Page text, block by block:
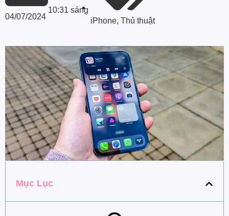
04/07/2024
10:31 sáng
iPhone, Thủ thuật
Mục Lục